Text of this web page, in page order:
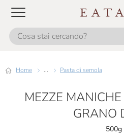
Home ... Pasta di semola
MEZZE
GRANO
500g